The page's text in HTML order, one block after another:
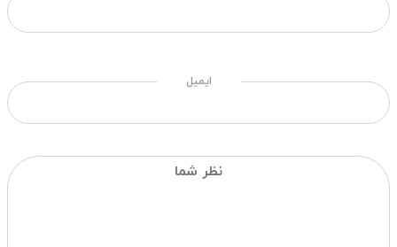
ایمیل